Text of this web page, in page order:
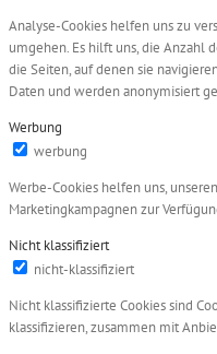
Analyse-Cookies helfen uns zu
umgehen. Es hilft uns, die Anzahl
die Seiten, auf denen sie
Daten und werden anonymisiert
Werbung
werbung
Werbe-Cookies helfen uns,
Marketingkampagnen zur
Nicht klassifiziert
nicht-klassifiziert
Nicht klassifizierte Cookies sind
klassifizieren, zusammen mit